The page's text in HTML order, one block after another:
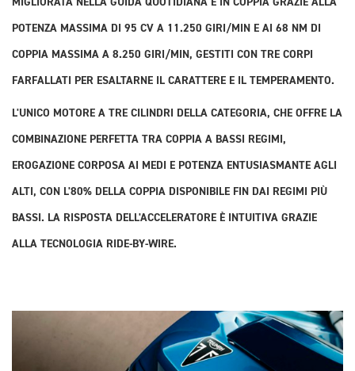
POTENZA MASSIMA DI 95 CV A 11.250 GIRI/MIN E AI 68 NM DI
COPPIA MASSIMA A 8.250 GIRI/MIN, GESTITI CON TRE CORPI
FARFALLATI PER ESALTARNE IL CARATTERE E IL TEMPERAMENTO.
L'UNICO MOTORE A TRE CILINDRI DELLA CATEGORIA, CHE OFFRE LA
COMBINAZIONE PERFETTA TRA COPPIA A BASSI REGIMI,
EROGAZIONE CORPOSA AI MEDI E POTENZA ENTUSIASMANTE AGLI
ALTI, CON L'80% DELLA COPPIA DISPONIBILE FIN DAI REGIMI PIÙ
BASSI. LA RISPOSTA DELL'ACCELERATORE È INTUITIVA GRAZIE
ALLA TECNOLOGIA RIDE-BY-WIRE.